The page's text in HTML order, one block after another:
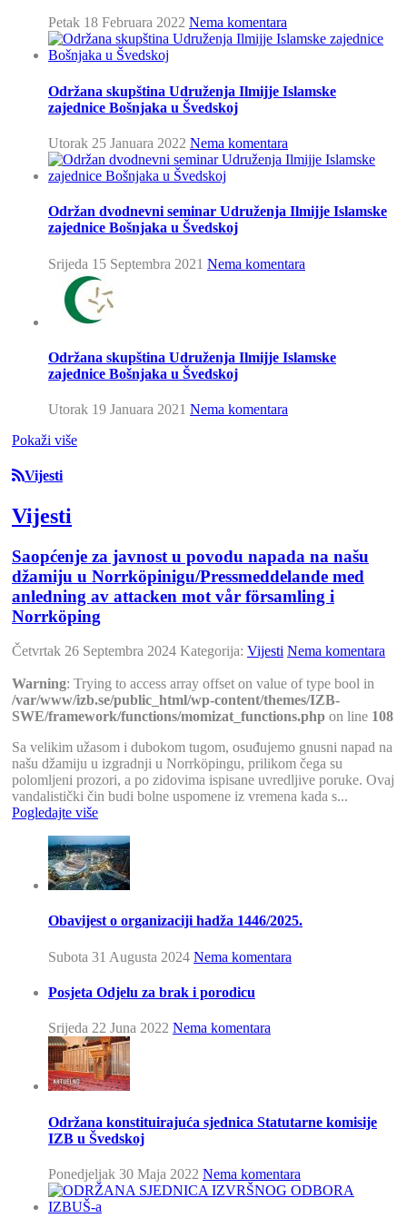
Petak 18 Februara 2022 Nema komentara
Održana skupština Udruženja Ilmijje Islamske
zajednice Bošnjaka u Švedskoj
Utorak 25 Januara 2022 Nema komentara
Održan dvodnevni seminar Udruženja Ilmijje Islamske
zajednice Bošnjaka u Švedskoj
Srijeda 15 Septembra 2021 Nema komentara
Održana skupština Udruženja Ilmijje Islamske
zajednice Bošnjaka u Švedskoj
Utorak 19 Januara 2021 Nema komentara
Pokaži više
Vijesti
Vijesti
Saopćenje za javnost u povodu napada na našu
džamiju u Norrköpinigu/Pressmeddelande med
anledning av attacken mot vår församling i
Norrköping
Četvrtak 26 Septembra 2024 Kategorija: Vijesti Nema komentara
Warning: Trying to access array offset on value of type bool in
/var/www/izb.se/public_html/wp-content/themes/IZB-
SWE/framework/functions/momizat_functions.php on line 108
Sa velikim užasom i dubokom tugom, osuđujemo gnusni napad na
našu džamiju u izgradnji u Norrköpingu, prilikom čega su
polomljeni prozori, a po zidovima ispisane uvredljive poruke. Ovaj
vandalistički čin budi bolne uspomene iz vremena kada s...
Pogledajte više
Obavijest o organizaciji hadža 1446/2025.
Subota 31 Augusta 2024 Nema komentara
Posjeta Odjelu za brak i porodicu
Srijeda 22 Juna 2022 Nema komentara
Održana konstituirajuća sjednica Statutarne komisije
IZB u Švedskoj
Ponedjeljak 30 Maja 2022 Nema komentara